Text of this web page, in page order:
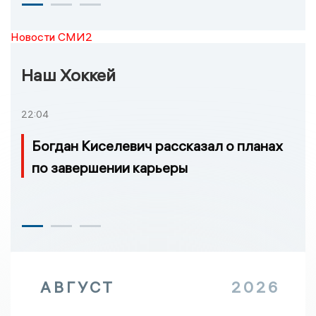
Новости СМИ2
Наш Хоккей
22:04
Богдан Киселевич рассказал о планах
по завершении карьеры
АВГУСТ 2026